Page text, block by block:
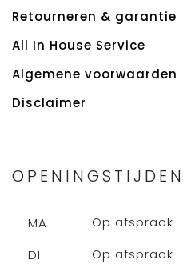
Retourneren & garantie
All In House Service
Algemene voorwaarden
Disclaimer
OPENINGSTIJDEN
MA
Op afspraak
DI
Op afspraak